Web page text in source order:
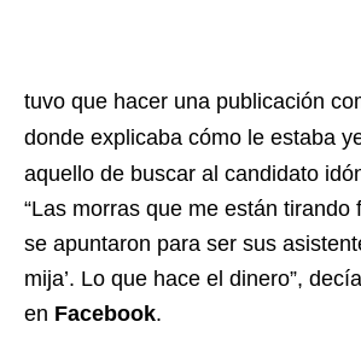
tuvo que hacer una publicación
donde explicaba cómo le estaba
aquello de buscar al candidato
“Las morras que me están tirando
se apuntaron para ser sus
mija’. Lo que hace el dinero”,
en Facebook.